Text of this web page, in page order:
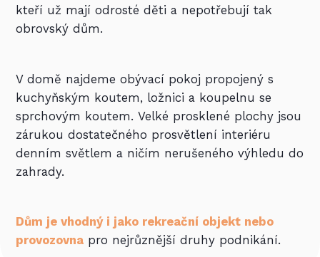
kteří už mají odrosté děti a nepotřebují tak
obrovský dům.
V domě najdeme obývací pokoj propojený s
kuchyňským koutem, ložnici a koupelnu se
sprchovým koutem.Velké prosklené plochy jsou
zárukou dostatečného prosvětlení interiéru
denním světlem a ničím nerušeného výhledu do
zahrady.
Dům je vhodný i jako rekreační objekt nebo
provozovna pro nejrůznější druhy podnikání.